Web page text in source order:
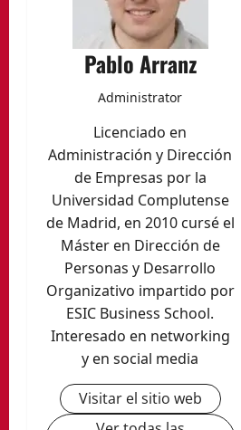
Pablo Arranz
Administrator
Licenciado en
Administración y Dirección
de Empresas por la
Universidad Complutense
de Madrid, en 2010 cursé el
Máster en Dirección de
Personas y Desarrollo
Organizativo impartido por
ESIC Business School.
Interesado en networking
y en social media
Visitar el sitio web